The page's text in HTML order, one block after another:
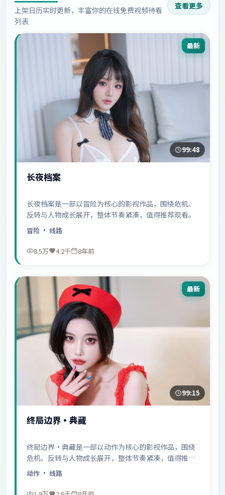
上架日历实时更新，丰富你的在线免费视频待看
列表
查看更多
最新
99:48
长夜档案
长夜档案是一部以冒险为核心的影视作品，围绕危机、
反转与人物成长展开，整体节奏紧凑，值得推荐观看。
冒险 · 线路
8.5万 4.2千 8年前
最新
99:15
终局边界·典藏
终局边界·典藏是一部以动作为核心的影视作品，围绕
危机、反转与人物成长展开，整体节奏紧凑，值得推荐
观看。
动作 · 线路